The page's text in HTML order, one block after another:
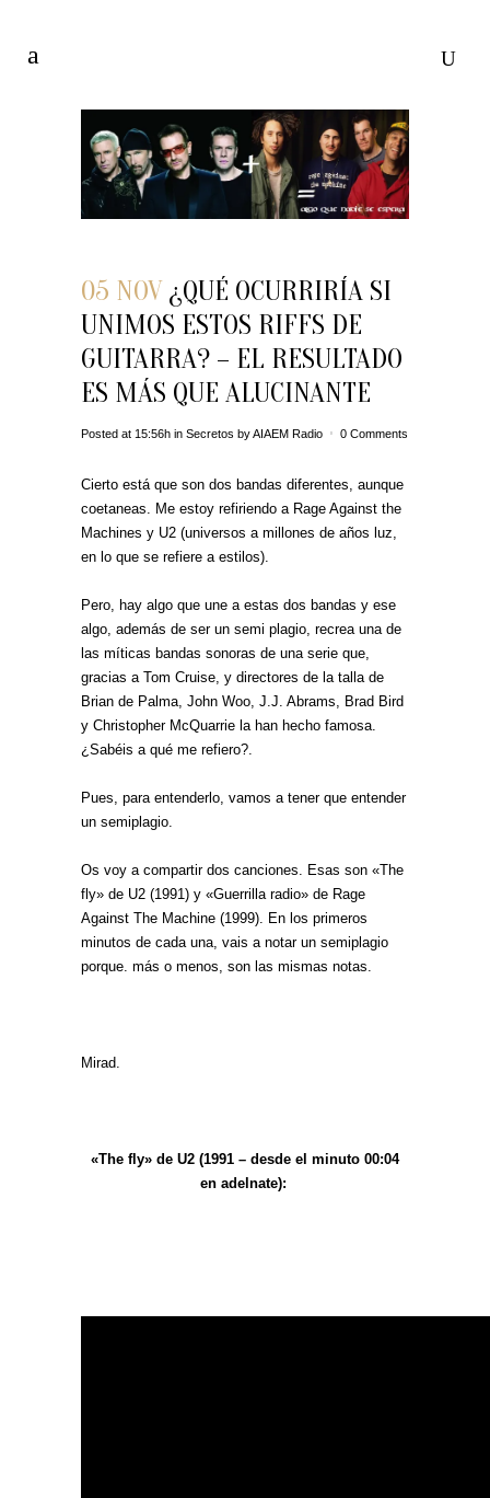
05 NOV¿QUÉ OCURRIRÍA SI
UNIMOS ESTOS RIFFS DE
GUITARRA? – EL RESULTADO
ES MÁS QUE ALUCINANTE
Posted at 15:56h in Secretos byAIAEM Radio 0 Comments
Cierto está que son dos bandas diferentes, aunque
coetaneas. Me estoy refiriendo a Rage Against the
Machines y U2 (universos a millones de años luz,
en lo que se refiere a estilos).
Pero, hay algo que une a estas dos bandas y ese
algo, además de ser un semi plagio, recrea una de
las míticas bandas sonoras de una serie que,
gracias a Tom Cruise, y directores de la talla de
Brian de Palma, John Woo, J.J. Abrams, Brad Bird
y Christopher McQuarrie la han hecho famosa.
¿Sabéis a qué me refiero?.
Pues, para entenderlo, vamos a tener que entender
un semiplagio.
Os voy a compartir dos canciones. Esas son «The
fly» de U2 (1991) y «Guerrilla radio» de Rage
Against The Machine (1999). En los primeros
minutos de cada una, vais a notar un semiplagio
porque. más o menos, son las mismas notas.
Mirad.
«The fly» de U2 (1991 – desde el minuto 00:04
en adelnate):